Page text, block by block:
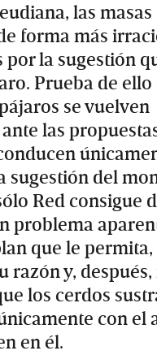
las masas
forma más
por la sugestión
Prueba de ello
se vuelven
las
sugestión del
Red consigue
problema
que le
razón y,
los cerdos
con el
en él.